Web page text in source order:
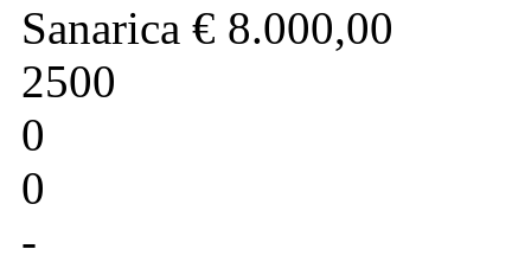
Sanarica € 8.000,00
2500
0
0
-